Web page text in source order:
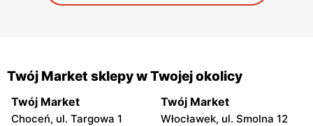
Twój Market sklepy w Twojej okolicy
Twój Market
Choceń, ul. Targowa 1
Twój Market
Włocławek, ul. Smolna 12